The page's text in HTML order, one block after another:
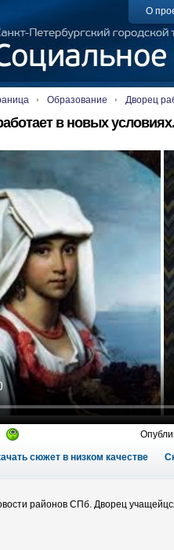
О
Образование Дворец
в новых условиях.
сюжет в низком качестве
районов СПб. Дворец